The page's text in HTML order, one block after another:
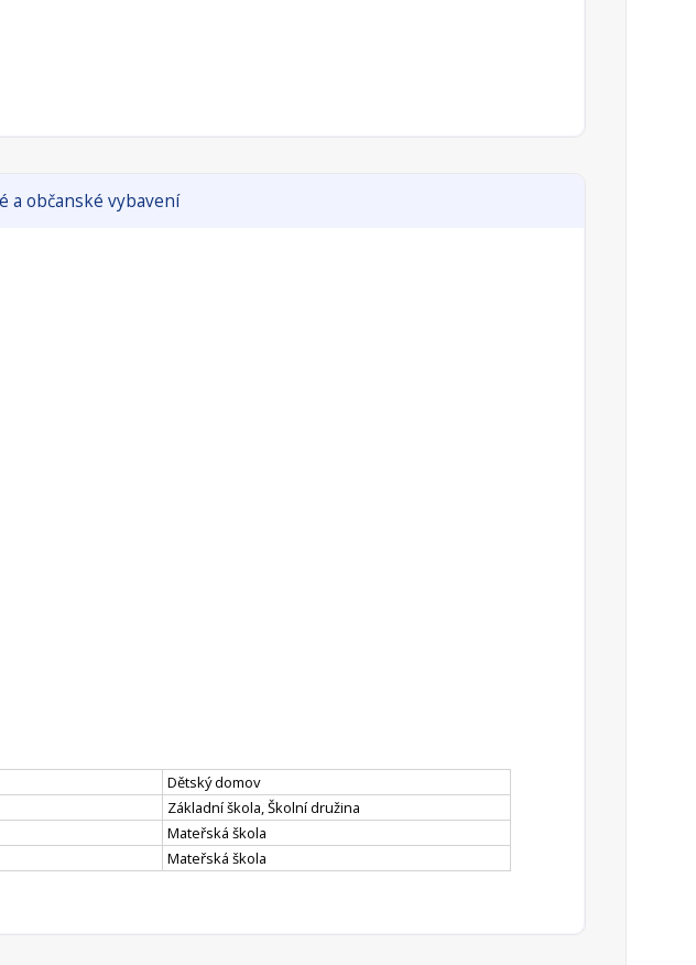
a občanské vybavení
Dětský domov
Základní škola, Školní družina
Mateřská škola
Mateřská škola